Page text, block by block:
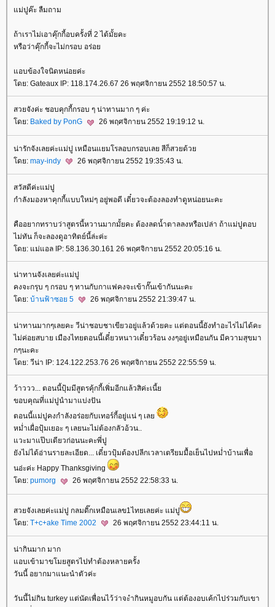
ม่ปูค๊ะ ลืมถาม
ถ้าเราไม่เอาคุ๊กกี้อบครั้งที่ 2 ได้มั้ยคะ
หรือว่าคุ๊กกี้จะไม่กรอบ อร่อ
อบข้องใจนิดหน่อยค่ะ
ดย: Gateaux IP: 118.174.26.67 26 พฤศจิกายน 2552 18:50:57 น.
สวยจังค่ะ ชอบคุกกี้กรอบ ๆ น่าทานมาก ๆ ค่ะ
ดย: Baked by PonG 26 พฤศจิกายน 2552 19:19:12 น.
น่ารักจังเลยค่ะแม่ปู เหมือนแยมโรลอบกรอบเลย สีก็สวยด้ว
ดย: may-indy 26 พฤศจิกายน 2552 19:35:43 น.
สวัสดีค่ะแม่ปู
กำลังมองหาคุกกี้แบบใหม่ๆ อยู่พอดี เดี๋ยวจะต้องลองทำดูหน่อยนะคะ
คืออยากทราบว่าสูตรนี้หวานมากมั้ยคะ ต้องลดน้ำตาลลงหรือเปล่า ถ้าแม่ปูตอบ
ไม่ทัน ก็จะลองดูอาทิตย์นี้ล่ะค่ะ
ดย: แม่แอล IP: 58.136.30.161 26 พฤศจิกายน 2552 20:05:16 น.
น่าทานจังเลยค่ะแม่ปู
คงจะกรุบ ๆ กรอบ ๆ ทานกับกาแฟคงจะเข้ากั๊นเข้ากันนะคะ
ดย: บ้านฟ้าซอย 5 26 พฤศจิกายน 2552 21:39:47 น.
น่าทานมากๆเลยคะ วีน่าชอบชาเขียวอยู่แล้วด้วยคะ แต่ตอนนี้ยังทำอะไรไม่ได้คะ
ไม่ค่อยสบาย เมืองไทยตอนนี้เดี๋ยวหนาวเดี๋ยวร้อน งงๆอยู่เหมือนกัน มีความสุขมา
กๆนะคะ
ดย: วีน่า IP: 124.122.253.76 26 พฤศจิกายน 2552 22:55:59 น.
ว้าววว... ตอนนี้ปุ้มมีสูตรคุ้กกี้เพิ่มอีกแล้วสิค่ะเนี้
ขอบคุณที่แม่ปูนำมาแบ่งปัน
ตอนนี้แม่ปูคงกำลังอร่อยกับเทอร์กี้อยู่แน่ ๆ เล
หม่ำเผื่อปุ้มเยอะ ๆ เลยนะไม่ต้องกลัวอ้วน..
วะมาแป๊บเดียวก่อนนะคะพี่ปู
ังไม่ได้อ่านรายละเอียด... เดี๋ยวปุ้มต้องปลีกเวลาเตรียมมื้อเย็นไปหม่ำบ้านเพื่อ
นอ่ะค่ะ Happy Thanksgiving
ดย: pumorg 26 พฤศจิกายน 2552 22:58:33 น.
สวยจังเลยค่ะแม่ปู กลมดิ๊กเหมือนเลข1ไทยเลยค่ะ แม่ปู
ดย: T+c+ake Time 2002 26 พฤศจิกายน 2552 23:44:11 น.
น่ากินมาก มาก
อบเข้ามาขโมยสูตรไปทำต้องหลายครั้ง
วันนี้ อยากมาแนะนำตัวค่ะ
วันนี้ไม่กิน turkey แต่นัดเพื่อนไว้ว่าจะำกินหมูอบกัน แต่ต้องอบเค้กไปร่วมกับเขา